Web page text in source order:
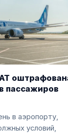
пассажиров
в аэропорту,
условий,